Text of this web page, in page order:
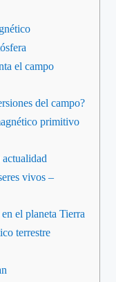
el campo
del campo?
primitivo
vivos –
el planeta Tierra
terrestre